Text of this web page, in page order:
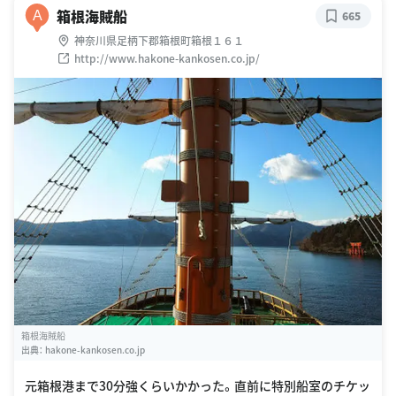
A 箱根海賊船
神奈川県足柄下郡箱根町箱根１６１
http://www.hakone-kankosen.co.jp/
665
箱根海賊船
出典： hakone-kankosen.co.jp
元箱根港まで30分強くらいかかった。直前に特別船室のチケッ